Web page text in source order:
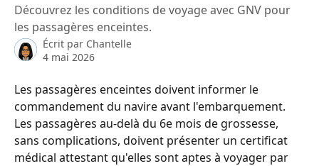
Découvrez les conditions de voyage avec GNV pour
les passagères enceintes.
Écrit par Chantelle
4 mai 2026
Les passagères enceintes doivent informer le
commandement du navire avant l'embarquement.
Les passagères au-delà du 6e mois de grossesse,
sans complications, doivent présenter un certificat
médical attestant qu'elles sont aptes à voyager par